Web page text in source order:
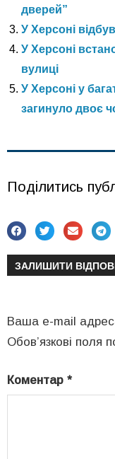
дверей”
У Херсоні
У Херсоні
вулиці
У Херсоні у
загинуло двоє
Поділитись
ЗАЛИШИТИ
Ваша e-mail
Обов’язкові поля
Коментар *